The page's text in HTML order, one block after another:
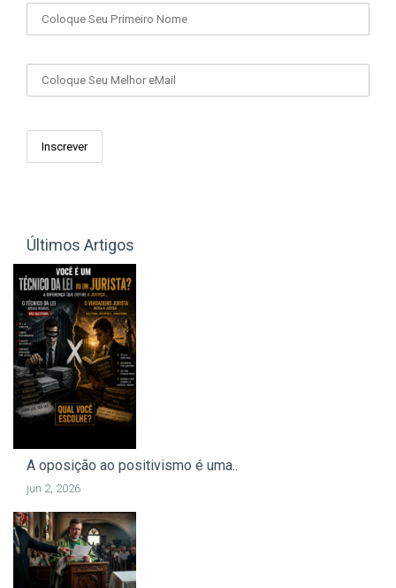
Últimos Artigos
A oposição ao positivismo é uma..
jun 2, 2026